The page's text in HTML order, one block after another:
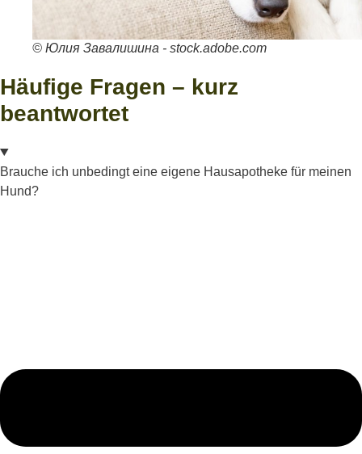
© Юлия Завалишина - stock.adobe.com
Häufige Fragen – kurz
beantwortet
Brauche ich unbedingt eine eigene Hausapotheke für meinen
Hund?